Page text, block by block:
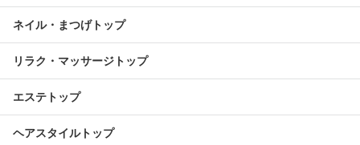
ネイル・まつげトップ
リラク・マッサージトップ
エステトップ
ヘアスタイルトップ